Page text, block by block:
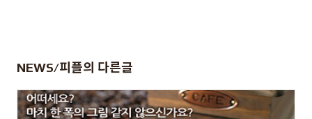
NEWS/피플의 다른글